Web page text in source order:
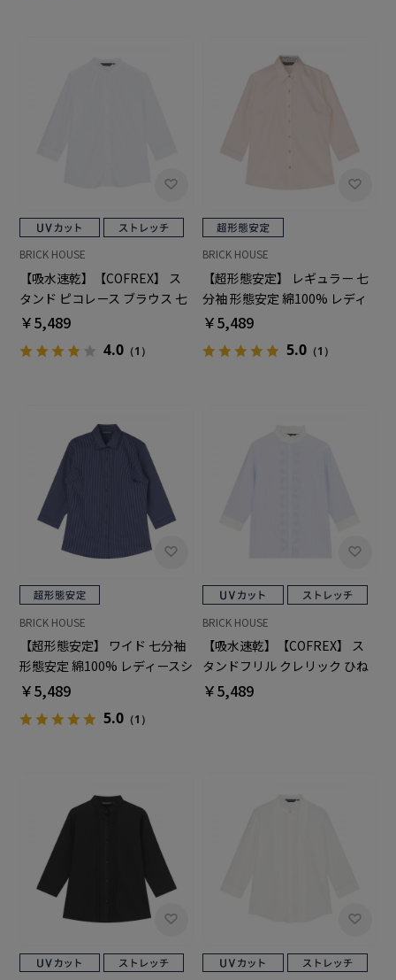
BRICK HOUSE
【吸水速乾】【COFREX】 ス
タンド ピコレース ブラウス 七
分袖 レディースデザインシャ
￥5,489
4.0（1）
BRICK HOUSE
【超形態安定】 レギュラー 七
分袖 形態安定 綿100% レディ
ースシャツ
￥5,489
5.0 （1）
BRICK HOUSE
【超形態安定】 ワイド 七分袖
形態安定 綿100% レディースシ
ャツ
￥5,489
5.0（1）
BRICK HOUSE
【吸水速乾】【COFREX】 ス
タンドフリル クレリック ひね
りピンタック ブラウス 七分袖
￥5,489